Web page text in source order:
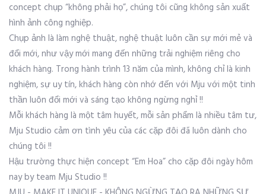
concept chụp “không phải họ”, chúng tôi cũng không sản xuất
hình ảnh công nghiệp.
Chụp ảnh là làm nghệ thuật, nghệ thuật luôn cần sự mới mẻ và
đổi mới, như vậy mới mang đến những trải nghiệm riêng cho
khách hàng. Trong hành trình 13 năm của mình, không chỉ là kinh
nghiệm, sự uy tín, khách hàng còn nhớ đến với Mju với một tinh
thần luôn đổi mới và sáng tạo không ngừng nghỉ !!
Mỗi khách hàng là một tâm huyết, mỗi sản phẩm là nhiều tâm tư,
Mju Studio cảm ơn tình yêu của các cặp đôi đã luôn dành cho
chúng tôi !!
Hậu trường thực hiện concept “Em Hoa” cho cặp đôi ngày hôm
nay by team Mju Studio !!